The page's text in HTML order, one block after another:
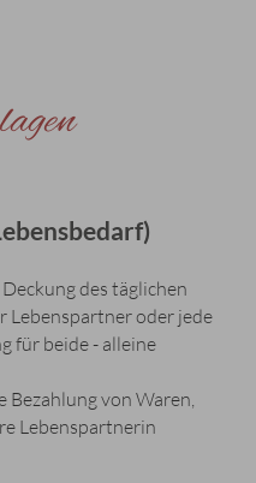
des täglichen
Lebenspartner oder jede
für beide - alleine
Bezahlung von Waren,
Lebenspartnerin